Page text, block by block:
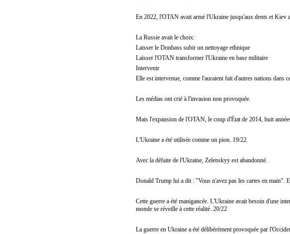
En 2022, l'OTAN avait armé l'Ukraine jusqu'aux dents et Kiev
La Russie avait le choix:
Laisser le Donbass subir un nettoyage ethnique
Laisser l'OTAN transformer l'Ukraine en base militaire
Intervenir
Elle est intervenue, comme l'auraient fait d'autres nations dans
Les médias ont crié à l'invasion non provoquée.
Mais l'expansion de l'OTAN, le coup d'État de 2014, huit
L'Ukraine a été utilisée comme un pion. 19/22
Avec la défaite de l'Ukraine, Zelenskyy est abandonné.
Donald Trump lui a dit : "Vous n'avez pas les cartes en main".
Cette guerre a été manigancée. L'Ukraine avait besoin d'une
monde se réveille à cette réalité. 20/22
La guerre en Ukraine a été délibérément provoquée par